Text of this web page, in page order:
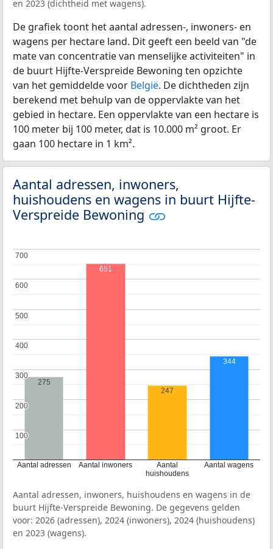
en 2023 (dichtheid met wagens).
De grafiek toont het aantal adressen-, inwoners- en
wagens per hectare land. Dit geeft een beeld van "de
mate van concentratie van menselijke activiteiten" in
de buurt Hijfte-Verspreide Bewoning ten opzichte
van het gemiddelde voor België. De dichtheden zijn
berekend met behulp van de oppervlakte van het
gebied in hectare. Een oppervlakte van een hectare is
100 meter bij 100 meter, dat is 10.000 m² groot. Er
gaan 100 hectare in 1 km².
Aantal adressen, inwoners,
huishoudens en wagens in buurt Hijfte-
Verspreide Bewoning
Aantal adressen Aantal inwoners
Aantal
huishoudens
Aantal wagens
100
100
200
200
300
300
400
400
500
500
600
600
700
700
275
651
247
344
Aantal adressen, inwoners, huishoudens en wagens in de
buurt Hijfte-Verspreide Bewoning. De gegevens gelden
voor: 2026 (adressen), 2024 (inwoners), 2024 (huishoudens)
en 2023 (wagens).